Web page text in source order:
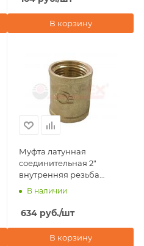
В корзину
Муфта латунная
соединительная 2"
внутренняя резьба
Valfex
В наличии
634 руб./шт
В корзину